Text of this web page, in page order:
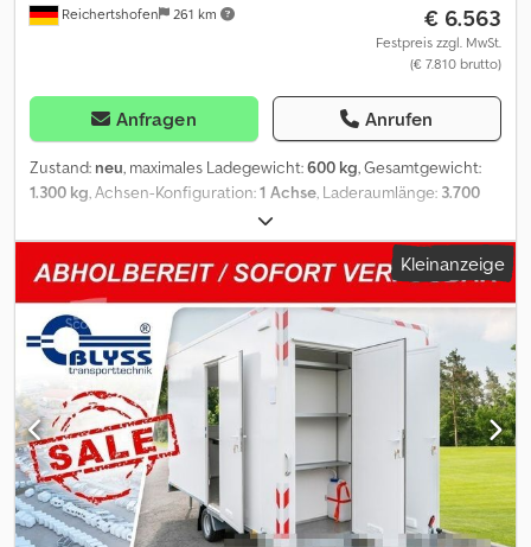
Reichertshofen 261 km € 6.563
Festpreis zzgl. MwSt.
(€ 7.810 brutto)
Anfragen Anrufen
Zustand: neu, maximales Ladegewicht:600 kg, Gesamtgewicht:
1.300 kg, Achsen-Konfiguration:1 Achse, Laderaumlänge: 3.700
, Laderaumhöhe:
Bauwagen Stay Basic Technische Daten: * Anhängertyp
Bauwagen Stay Basic Leer * Gesamtgewicht 1300kg * Nutzlast
600kg * Innenmaße L: 370cm, B: 210cm, H: 230cm * Boden
Multiplex-Platte 18mm * Rahmen Tauchbad feuerverzinkter
Stahlrahmen integriert mit der Deichsel (geschweißt) * Reifen 10
Zoll * Achsenhersteller AL-KO oder KNOTT Dcedjthklcjpfx Am Eok
* Anzahl der Achsen 1 * Gebremste Achse * Stützrad serienmäßig
* Wände Sandwich 24mm * Außenbeplankung Laminatwände,
glatt * Profile Eloxierte Aluminiumprofile * Eingangstritt aus
Riffelblech * Stützen 4, verzinkt * Eingangstüre in der Bugwand *
Schiebestützen 4, verzinkt * Fenster mit Klappläden zzgl.
Fahrzeugbrief / COC-Bescheinigung 49,99 ¤ Alle Preise inkl.
MwSt. Auch in anderen Varianten erhältlich: 370x210x230cm
Kleinanzeige